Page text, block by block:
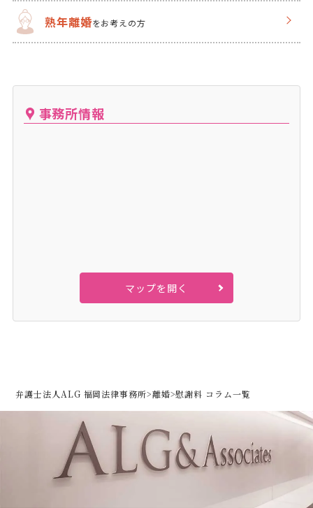
熟年離婚をお考えの方
事務所情報
マップを開く
弁護士法人ALG 福岡法律事務所>離婚>慰謝料 コラム一覧